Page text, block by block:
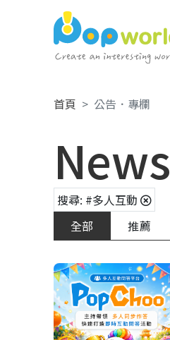
首頁 公告．專欄
News
搜尋: #多人互動
全部
推薦